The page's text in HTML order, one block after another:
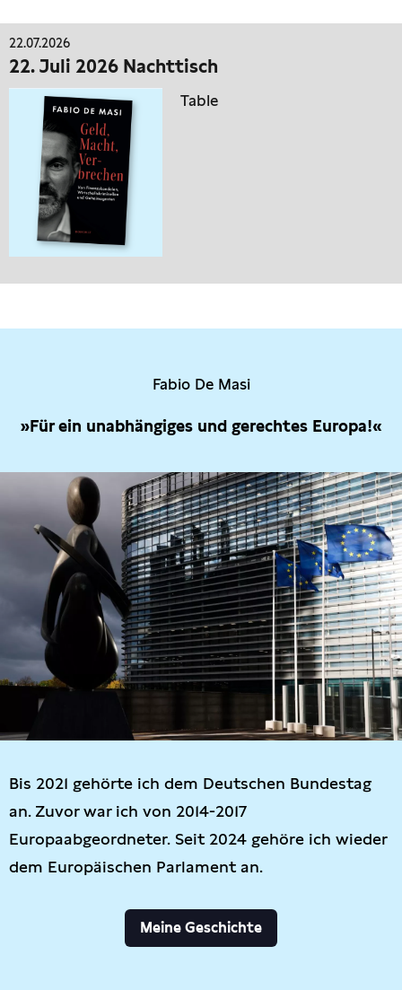
22.07.2026
22. Juli 2026 Nachttisch
Table
Fabio De Masi
»Für ein unabhängiges und gerechtes Europa!«
Bis 2021 gehörte ich dem Deutschen Bundestag
an. Zuvor war ich von 2014-2017
Europaabgeordneter. Seit 2024 gehöre ich wieder
dem Europäischen Parlament an.
Meine Geschichte